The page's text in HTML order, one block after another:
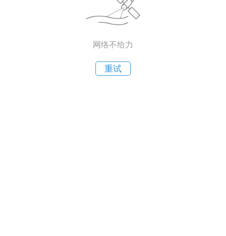
网络不给力
重试